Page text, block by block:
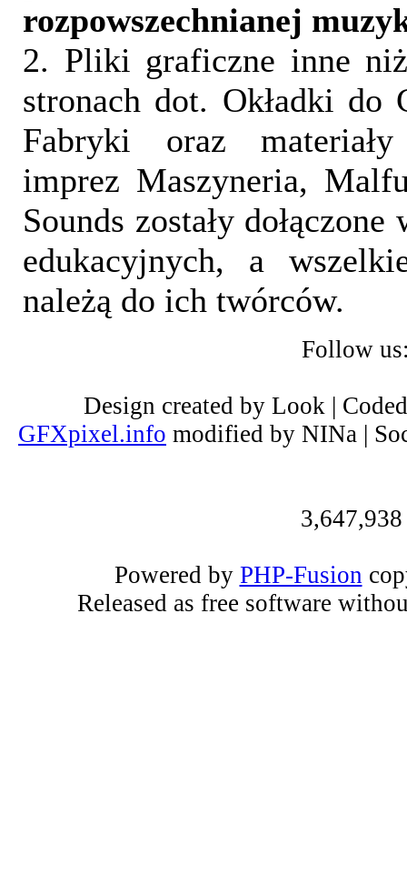
rozpowszechnianej
2. Pliki graficzne inne
stronach dot. Okładki do
Fabryki oraz
imprez Maszyneria,
Sounds zostały
edukacyjnych, a
należą do ich twórców.
Follow
Design created by Look |
GFXpixel.info modified by NINa |
Powered by PHP-Fusion
Released as free software